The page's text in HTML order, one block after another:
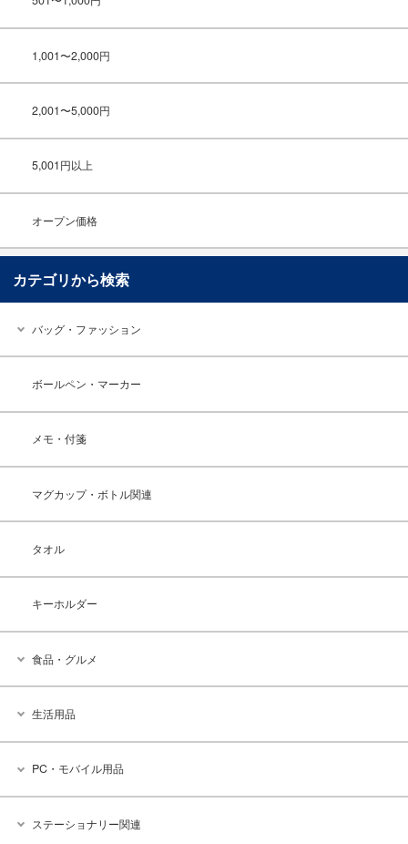
1,001〜2,000円
2,001〜5,000円
5,001円以上
オープン価格
カテゴリから検索
バッグ・ファッション
ボールペン・マーカー
メモ・付箋
マグカップ・ボトル関連
タオル
キーホルダー
食品・グルメ
生活用品
PC・モバイル用品
ステーショナリー関連